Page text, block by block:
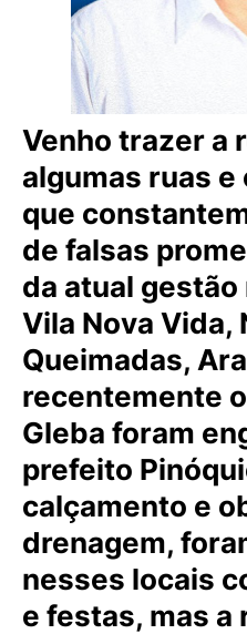
Venho trazer a
algumas ruas
que
de falsas
da atual
Vila Nova Vida,
Queimadas,
recentemente
Gleba foram
prefeito
calçamento e
drenagem,
nesses locais
e festas, mas a